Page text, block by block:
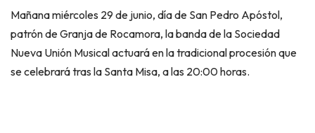
Mañana miércoles 29 de junio, día de San Pedro Apóstol,
patrón de Granja de Rocamora, la banda de la Sociedad
Nueva Unión Musical actuará en la tradicional procesión que
se celebrará tras la Santa Misa, a las 20:00 horas.